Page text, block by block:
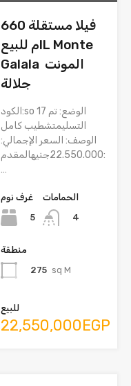
فيلا مستقلة 660
م للبيعIL Monte
Galala المونت
جلالة
الكود:so 17 الوضع: تم
التسليمتشطيب كامل
الوصف: السعر الإجمالي:
22.550.000جنيهالمقدم:
…
غرف نوم
5
الحمامات
4
منطقة
275 sq M
للبيع
22,550,000EGP